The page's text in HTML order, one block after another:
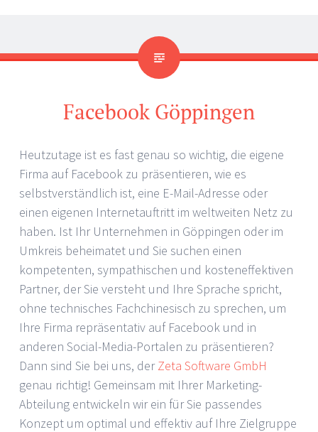
Facebook Göppingen
Heutzutage ist es fast genau so wichtig, die eigene
Firma auf Facebook zu präsentieren, wie es
selbstverständlich ist, eine E-Mail-Adresse oder
einen eigenen Internetauftritt im weltweiten Netz zu
haben. Ist Ihr Unternehmen in Göppingen oder im
Umkreis beheimatet und Sie suchen einen
kompetenten, sympathischen und kosteneffektiven
Partner, der Sie versteht und Ihre Sprache spricht,
ohne technisches Fachchinesisch zu sprechen, um
Ihre Firma repräsentativ auf Facebook und in
anderen Social-Media-Portalen zu präsentieren?
Dann sind Sie bei uns, derZeta Software GmbH
genau richtig! Gemeinsam mit Ihrer Marketing-
Abteilung entwickeln wir ein für Sie passendes
Konzept um optimal und effektiv auf Ihre Zielgruppe